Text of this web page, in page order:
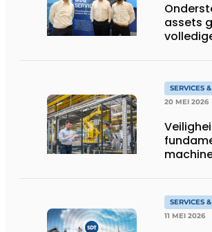
assets
SERVICES
20 MEI 2026
SERVICES
11 MEI 2026